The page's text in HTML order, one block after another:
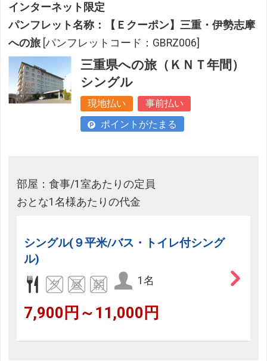
インターネット限定
パンフレット名称：【Ｅクーポン】三重・伊勢志摩
への旅 [パンフレットコード：GBRZ006]
三重県への旅（ＫＮＴ年間）
シングル
現地払い
事前払い
ポイントがたまる
部屋：食事/1室あたりの定員
おとな1名様あたりの代金
シングル(９平米/バス・トイレ付シング
ル)
1名
7,900円～11,000円